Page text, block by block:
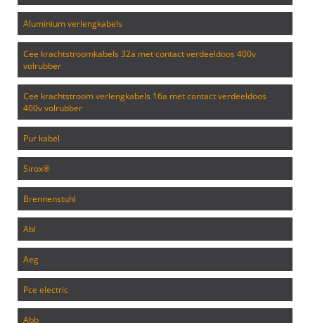
aluminium verlengkabels
cee krachtstroomkabels 32a met contact verdeeldoos 400v
volrubber
cee krachtstroom verlengkabels 16a met contact verdeeldoos
400v volrubber
pur kabel
sirox®
brennenstuhl
abl
aeg
pce electric
abb